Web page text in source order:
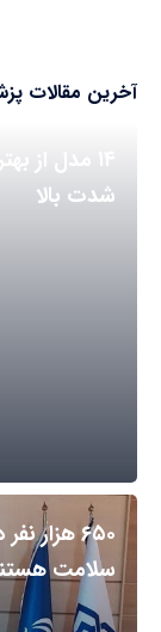
آخرین مقالات
۱۴ مدل از
شدت بالا
۶۵۰
سلامت